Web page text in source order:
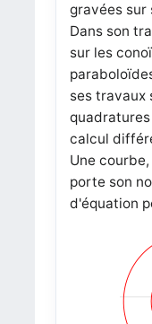
gravées sur
Dans son
sur les
ses travaux
calcul
Une courbe,
porte son
d'équation